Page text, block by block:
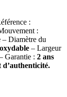
:
:
– Diamètre du
– Largeur
Garantie : 2 ans
d’authenticité.